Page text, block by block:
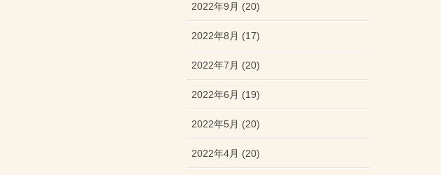
2022年9月 (20)
2022年8月 (17)
2022年7月 (20)
2022年6月 (19)
2022年5月 (20)
2022年4月 (20)